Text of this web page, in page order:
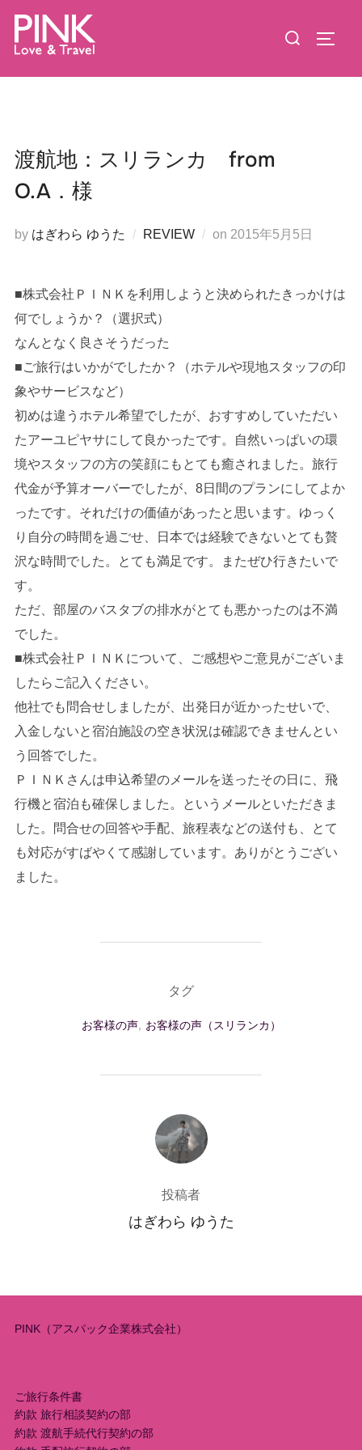
ン
検
対
渡航地：スリランカ from
O.A．様
by はぎわら ゆうた REVIEW on 投
2015年5月5日
■株式会社ＰＩＮＫを利用しようと決められたきっかけは
何でしょうか？（選択式）
なんとなく良さそうだった
■ご旅行はいかがでしたか？（ホテルや現地スタッフの印
象やサービスなど）
初めは違うホテル希望でしたが、おすすめしていただい
たアーユピヤサにして良かったです。自然いっぱいの環
境やスタッフの方の笑顔にもとても癒されました。旅行
代金が予算オーバーでしたが、8日間のプランにしてよか
ったです。それだけの価値があったと思います。ゆっく
り自分の時間を過ごせ、日本では経験できないとても贅
沢な時間でした。とても満足です。またぜひ行きたいで
す。
ただ、部屋のバスタブの排水がとても悪かったのは不満
でした。
■株式会社ＰＩＮＫについて、ご感想やご意見がございま
したらご記入ください。
他社でも問合せしましたが、出発日が近かったせいで、
入金しないと宿泊施設の空き状況は確認できませんとい
う回答でした。
ＰＩＮＫさんは申込希望のメールを送ったその日に、飛
行機と宿泊も確保しました。というメールといただきま
した。問合せの回答や手配、旅程表などの送付も、とて
も対応がすばやくて感謝しています。ありがとうござい
ました。
タグ
お客様の声, お客様の声（スリランカ）
投稿者
投稿者
はぎわら ゆうた
PINK（アスパック企業株式会社）
ご旅行条件書
約款 旅行相談契約の部
約款 渡航手続代行契約の部